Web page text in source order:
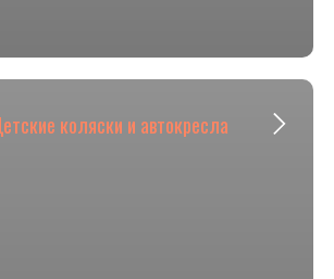
коляски и автокресла